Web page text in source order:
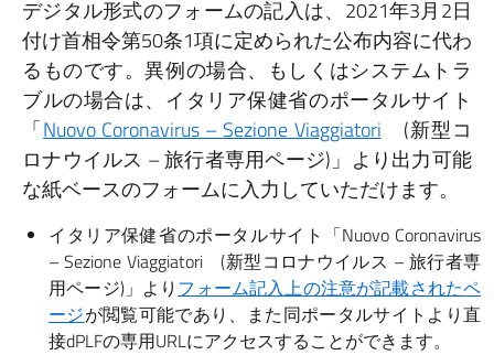
デジタル形式のフォームの記入は、2021年3月2日
付け首相令第50条1項に定められた公布内容に代わ
るものです。異例の場合、もしくはシステムトラ
ブルの場合は、イタリア保健省のポータルサイト
「Nuovo Coronavirus – Sezione Viaggiatori (新型コ
ロナウイルス – 旅行者専用ページ)」より出力可能
な紙ベースのフォームに入力していただけます。
イタリア保健省のポータルサイト「Nuovo Coronavirus
– Sezione Viaggiatori (新型コロナウイルス – 旅行者専
用ページ)」より フォーム記入上の注意が記載されたペ
ージが閲覧可能であり、また同ポータルサイトより直
接dPLFの専用URLにアクセスすることができます。